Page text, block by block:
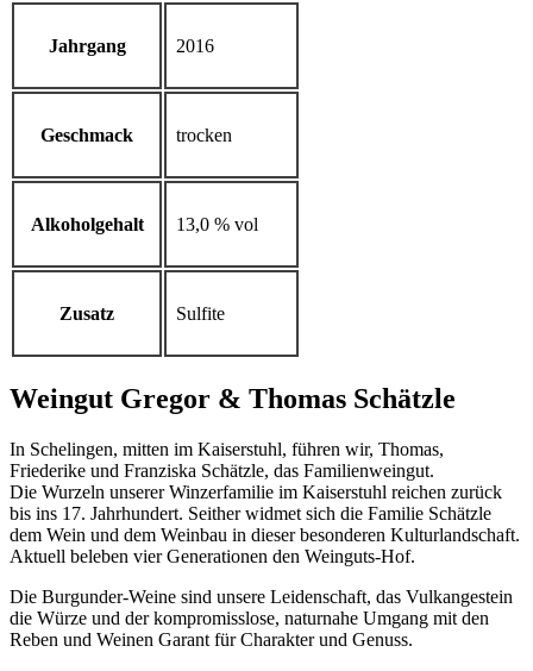
Jahrgang 2016
Geschmack trocken
Alkoholgehalt 13,0 % vol
Zusatz Sulfite
Weingut Gregor & Thomas Schätzle
In Schelingen, mitten im Kaiserstuhl, führen wir, Thomas,
Friederike und Franziska Schätzle, das Familienweingut.
Die Wurzeln unserer Winzerfamilie im Kaiserstuhl reichen zurück
bis ins 17. Jahrhundert. Seither widmet sich die Familie Schätzle
dem Wein und dem Weinbau in dieser besonderen Kulturlandschaft.
Aktuell beleben vier Generationen den Weinguts-Hof.
Die Burgunder-Weine sind unsere Leidenschaft, das Vulkangestein
die Würze und der kompromisslose, naturnahe Umgang mit den
Reben und Weinen Garant für Charakter und Genuss.